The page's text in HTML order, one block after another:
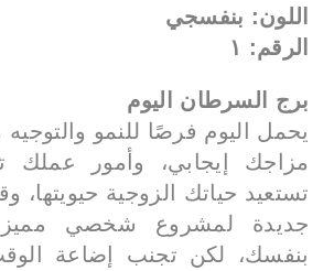
اللون: بنفسجي
الرقم: ١
برج السرطان اليوم
يحمل اليوم فرصًا للنمو
مزاجك إيجابي، وأمور عملك
تستعيد حياتك الزوجية حيويتها،
جديدة لمشروع شخصي مميز.
بنفسك، لكن تجنب إضاعة